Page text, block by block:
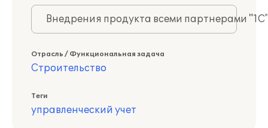
Внедрения продукта всеми партнерами
Отрасль / Функциональная задача
Строительство
Теги
управленческий учет